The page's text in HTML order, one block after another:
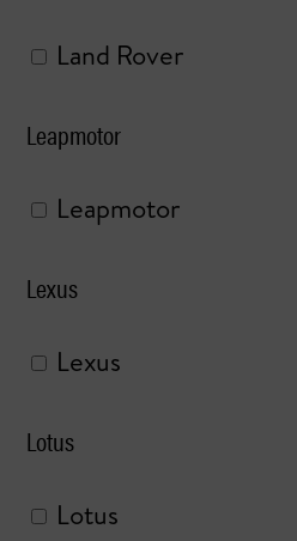
Land Rover
Leapmotor
Leapmotor
Lexus
Lexus
Lotus
Lotus